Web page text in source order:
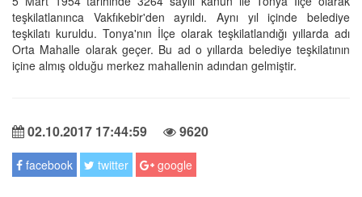
teşkilatlanınca Vakfıkebir'den ayrıldı. Aynı yıl içinde belediye
teşkilatı kuruldu. Tonya'nın İlçe olarak teşkilatlandığı yıllarda adı
Orta Mahalle olarak geçer. Bu ad o yıllarda belediye teşkilatının
içine almış olduğu merkez mahallenin adından gelmiştir.
02.10.2017 17:44:59 9620
facebook twitter google